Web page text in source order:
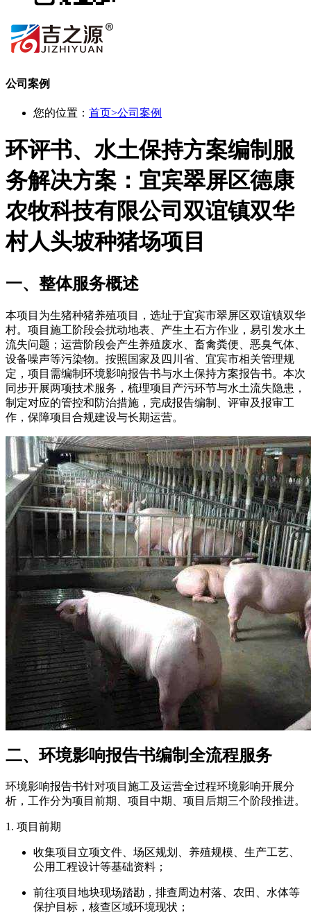
公司案例
您的位置： 首页>公司案例
环评书、水土保持方案编制服
务解决方案：宜宾翠屏区德康
农牧科技有限公司双谊镇双华
村人头坡种猪场项目
一、整体服务概述
本项目为生猪种猪养殖项目，选址于宜宾市翠屏区双谊镇双华
村。项目施工阶段会扰动地表、产生土石方作业，易引发水土
流失问题；运营阶段会产生养殖废水、畜禽粪便、恶臭气体、
设备噪声等污染物。按照国家及四川省、宜宾市相关管理规
定，项目需编制环境影响报告书与水土保持方案报告书。本次
同步开展两项技术服务，梳理项目产污环节与水土流失隐患，
制定对应的管控和防治措施，完成报告编制、评审及报审工
作，保障项目合规建设与长期运营。
二、环境影响报告书编制全流程服务
环境影响报告书针对项目施工及运营全过程环境影响开展分
析，工作分为项目前期、项目中期、项目后期三个阶段推进。
1. 项目前期
收集项目立项文件、场区规划、养殖规模、生产工艺、
公用工程设计等基础资料；
前往项目地块现场踏勘，排查周边村落、农田、水体等
保护目标，核查区域环境现状；